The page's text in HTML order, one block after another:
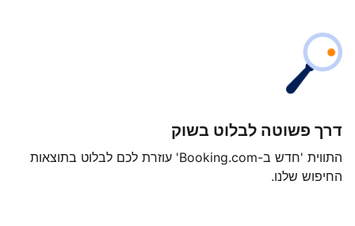
דרך פשוטה לבלוט בשוק
התווית 'חדש ב-Booking.com' עוזרת לכם לבלוט בתוצאות
החיפוש שלנו.